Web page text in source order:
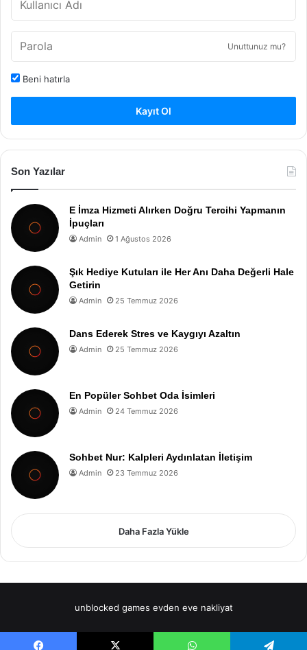
Unuttunuz mu?
Beni hatırla
Kayıt Ol
Son Yazılar
E İmza Hizmeti Alırken Doğru Tercihi Yapmanın
İpuçları
Admin 1 Ağustos 2026
Şık Hediye Kutuları ile Her Anı Daha Değerli Hale
Getirin
Admin 25 Temmuz 2026
Dans Ederek Stres ve Kaygıyı Azaltın
Admin 25 Temmuz 2026
En Popüler Sohbet Oda İsimleri
Admin 24 Temmuz 2026
Sohbet Nur: Kalpleri Aydınlatan İletişim
Admin 23 Temmuz 2026
Daha Fazla Yükle
unblocked games evden eve nakliyat